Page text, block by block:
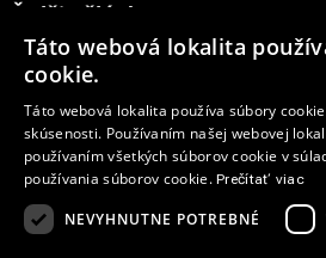
„Veľmi nás teší, že nová
svoju kategóriu i titul Auto
Car?. Britskí zákazníci
hodnoteniamWhat Car?
víťazstvá sú pre model Fabia
odporúčaním pri vstupe na
Alasdair Stewart, riaditeľ
Ďalšie články
Táto webová lokalita
cookie.
Táto webová lokalita používa súbory
skúsenosti. Používaním našej webovej
používaním všetkých súborov cookie v
používania súborov cookie.Prečítať viac
NEVYHNUTNE POTREBNÉ